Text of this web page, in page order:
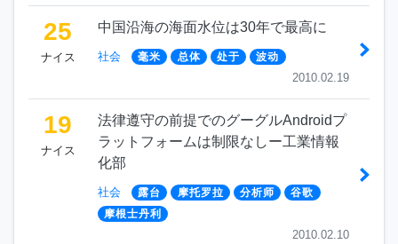
25
ナイス
中国沿海の海面水位は30年で最高に
社会 毫米 总体 处于 波动
2010.02.19
19
ナイス
法律遵守の前提でのグーグルAndroidプ
ラットフォームは制限なしー工業情報
化部
社会 露台 摩托罗拉 分析师
谷歌
摩根士丹利
2010.02.10